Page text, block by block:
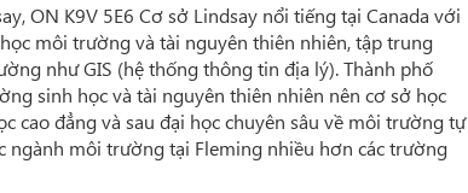
ON K9V 5E6 Cơ sở Lindsay nổi tiếng tại Canada với
môi trường và tài nguyên thiên nhiên, tập trung
như GIS (hệ thống thông tin địa lý). Thành phố
sinh học và tài nguyên thiên nhiên nên cơ sở học
cao đẳng và sau đại học chuyên sâu về môi trường tự
ngành môi trường tại Fleming nhiều hơn các trường